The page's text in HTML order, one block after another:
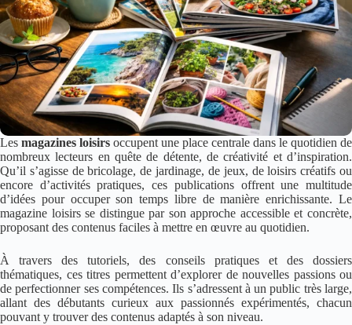
Les magazines loisirs occupent une place centrale dans le quotidien de
nombreux lecteurs en quête de détente, de créativité et d’inspiration.
Qu’il s’agisse de bricolage, de jardinage, de jeux, de loisirs créatifs ou
encore d’activités pratiques, ces publications offrent une multitude
d’idées pour occuper son temps libre de manière enrichissante. Le
magazine loisirs se distingue par son approche accessible et concrète,
proposant des contenus faciles à mettre en œuvre au quotidien.
À travers des tutoriels, des conseils pratiques et des dossiers
thématiques, ces titres permettent d’explorer de nouvelles passions ou
de perfectionner ses compétences. Ils s’adressent à un public très large,
allant des débutants curieux aux passionnés expérimentés, chacun
pouvant y trouver des contenus adaptés à son niveau.